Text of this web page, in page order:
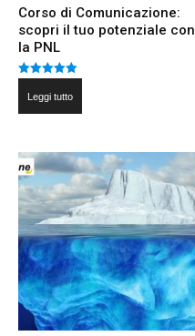
Corso di Comunicazione:
scopri il tuo potenziale con
la PNL
5.00Leggi tutto